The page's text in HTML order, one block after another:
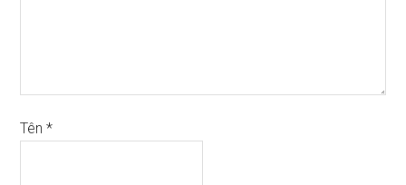
Tên*